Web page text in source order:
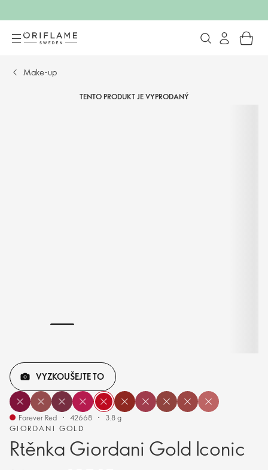
Make-up
TENTO PRODUKT JE VYPRODANÝ
GIORDANI GOLD
Rtěnka Giordani Gold Iconic
VYZKOUŠEJTE TO
Forever Red 42668 3.8 g